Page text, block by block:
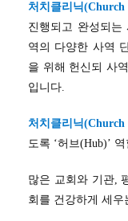
처치클리닉(Church
진행되고 완성되는
역의 다양한 사역
을 위해 헌신되 사
입니다.
처치클리닉
도록 ‘허브(Hub)’
많은 교회와 기관,
회를 건강하게 세